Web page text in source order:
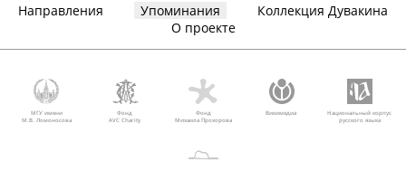
Направления Упоминания
Коллекция Дувакина
О проекте
МГУ имени
М.В. Ломоносова
Фонд
AVC Charity
Фонд
Михаила Прохорова
Викимедиа
Национальный корпус
русского языка